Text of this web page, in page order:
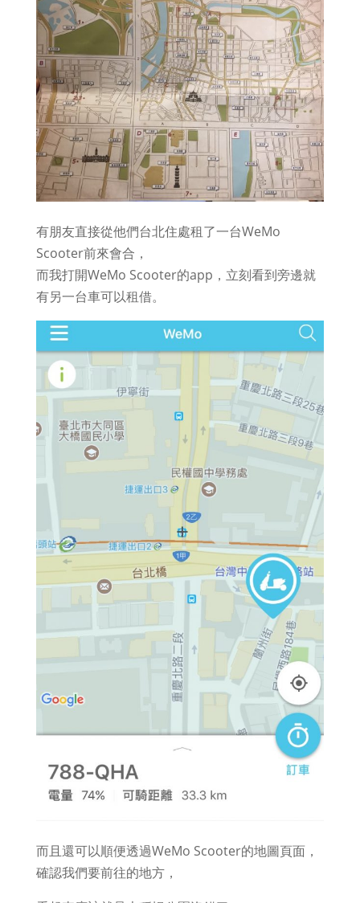
有朋友直接從他們台北住處租了一台WeMo
Scooter前來會合，
而我打開WeMo Scooter的app，立刻看到旁邊就
有另一台車可以租借。
而且還可以順便透過WeMo Scooter的地圖頁面，
確認我們要前往的地方，